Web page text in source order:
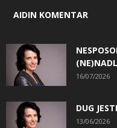
AIDIN KOMENTAR
16/07/2026
DUG
13/06/2026